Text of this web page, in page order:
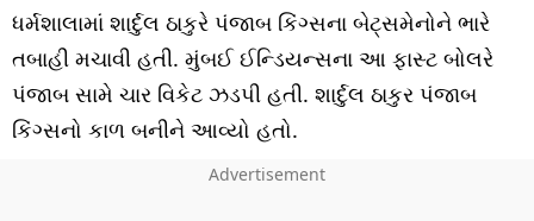
ધર્મશાલામાં શાર્દુલ ઠાકુરે પંજાબ કિંગ્સના બેટ્સમેનોને ભારે
તબાહી મચાવી હતી. મુંબઈ ઈન્ડિયન્સના આ ફાસ્ટ બોલરે
પંજાબ સામે ચાર વિકેટ ઝડપી હતી. શાર્દુલ ઠાકુર પંજાબ
કિંગ્સનો કાળ બનીને આવ્યો હતો.